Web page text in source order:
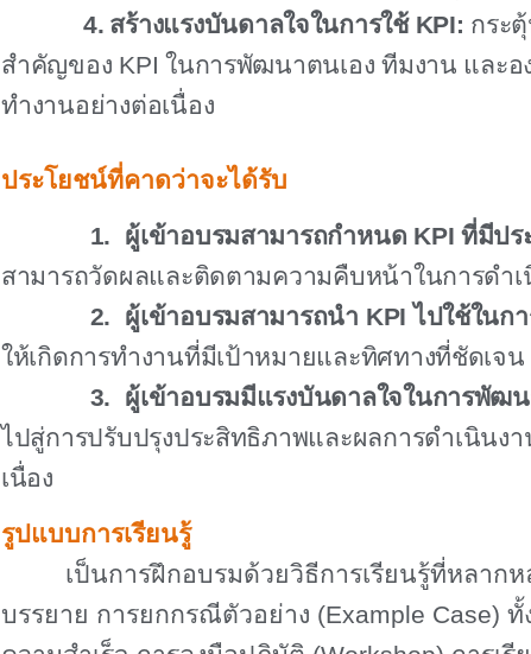
4. สร้างแรงบันดาลใจในการใช้ KPI: กระ
สำคัญของ KPIในการพัฒนาตนเอง ทีมงาน และอ
ทำงานอย่างต่อเนื่อง
ประโยชน์ที่คาดว่าจะได้รับ
1. ผู้เข้าอบรมสามารถกำหนด KPIที่มีปร
สามารถวัดผลและติดตามความคืบหน้าในการดำ
2. ผู้เข้าอบรมสามารถนำ KPI ไปใช้ในก
ให้เกิดการทำงานที่มีเป้าหมายและทิศทางที่ชัดเจน
3. ผู้เข้าอบรมมีแรงบันดาลใจในการพัฒน
ไปสู่การปรับปรุงประสิทธิภาพและผลการดำเนินง
เนื่อง
รูปแบบการเรียนรู้
เป็นการฝึกอบรมด้วยวิธีการเรียนรู้ที่หลากห
บรรยาย การยกกรณีตัวอย่าง (Example Case) ทั้